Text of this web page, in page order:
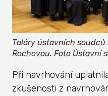
Taláry ústavních soudců
Rochovou. Foto Ústavní
Při navrhování
zkušenosti z